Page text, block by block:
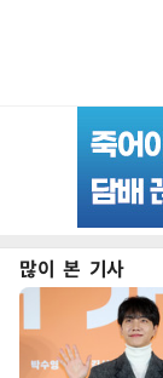
많이 본 기사